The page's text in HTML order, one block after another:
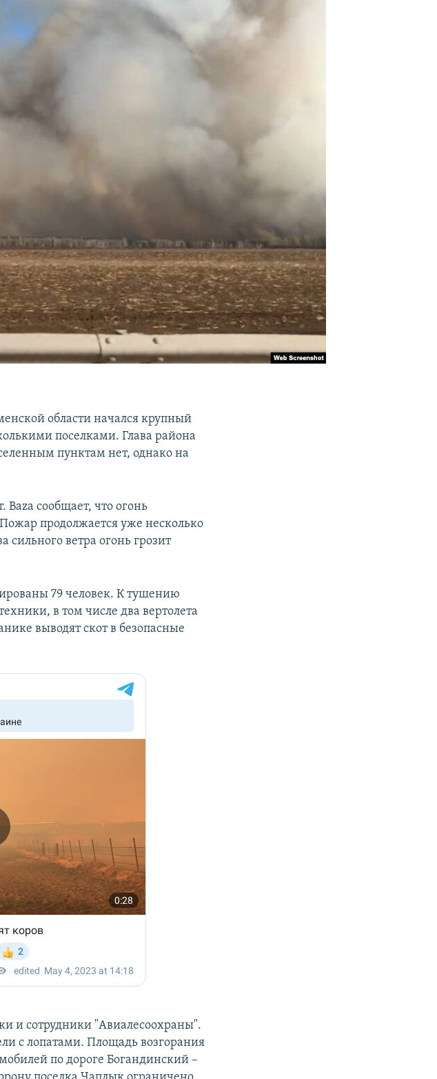
области начался крупный
поселками. Глава района
пунктам нет, однако на
сообщает, что огонь
продолжается уже несколько
сильного ветра огонь грозит
79 человек. К тушению
в том числе два вертолета
выводят скот в безопасные
и сотрудники "Авиалесоохраны".
с лопатами. Площадь возгорания
по дороге Богандинский –